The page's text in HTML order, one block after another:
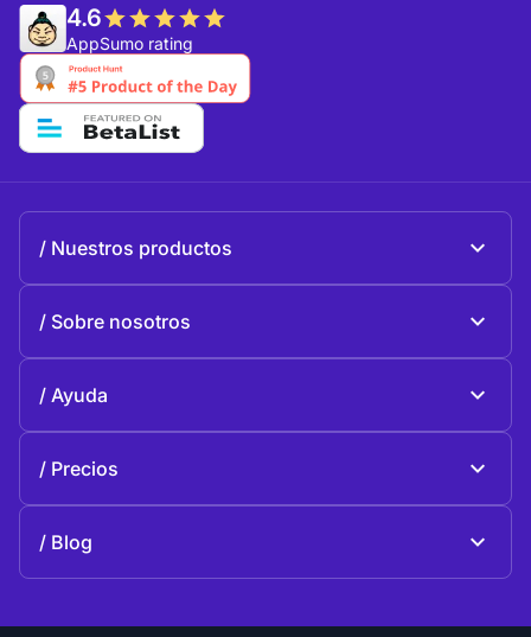
4.6
AppSumo rating
Nuestros productos
Sobre nosotros
Historia
Ayuda
Contactos
Precios
Blog